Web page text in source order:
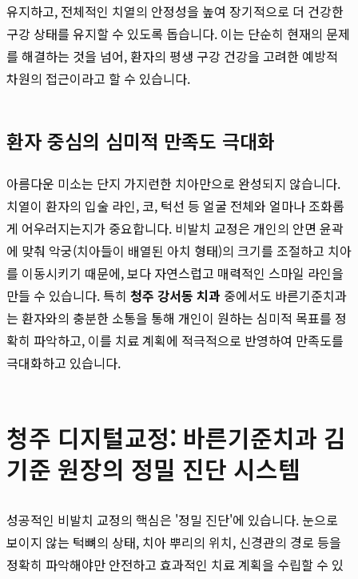
유지하고, 전체적인 치열의 안정성을 높여 장기적으로 더 건강한
구강 상태를 유지할 수 있도록 돕습니다. 이는 단순히 현재의 문제
를 해결하는 것을 넘어, 환자의 평생 구강 건강을 고려한 예방적
차원의 접근이라고 할 수 있습니다.
환자 중심의 심미적 만족도 극대화
아름다운 미소는 단지 가지런한 치아만으로 완성되지 않습니다.
치열이 환자의 입술 라인, 코, 턱선 등 얼굴 전체와 얼마나 조화롭
게 어우러지는지가 중요합니다. 비발치 교정은 개인의 안면 윤곽
에 맞춰 악궁(치아들이 배열된 아치 형태)의 크기를 조절하고 치아
를 이동시키기 때문에, 보다 자연스럽고 매력적인 스마일 라인을
만들 수 있습니다. 특히 청주 강서동 치과 중에서도 바른기준치과
는 환자와의 충분한 소통을 통해 개인이 원하는 심미적 목표를 정
확히 파악하고, 이를 치료 계획에 적극적으로 반영하여 만족도를
극대화하고 있습니다.
청주 디지털교정: 바른기준치과 김
기준 원장의 정밀 진단 시스템
성공적인 비발치 교정의 핵심은 '정밀 진단'에 있습니다. 눈으로
보이지 않는 턱뼈의 상태, 치아 뿌리의 위치, 신경관의 경로 등을
정확히 파악해야만 안전하고 효과적인 치료 계획을 수립할 수 있